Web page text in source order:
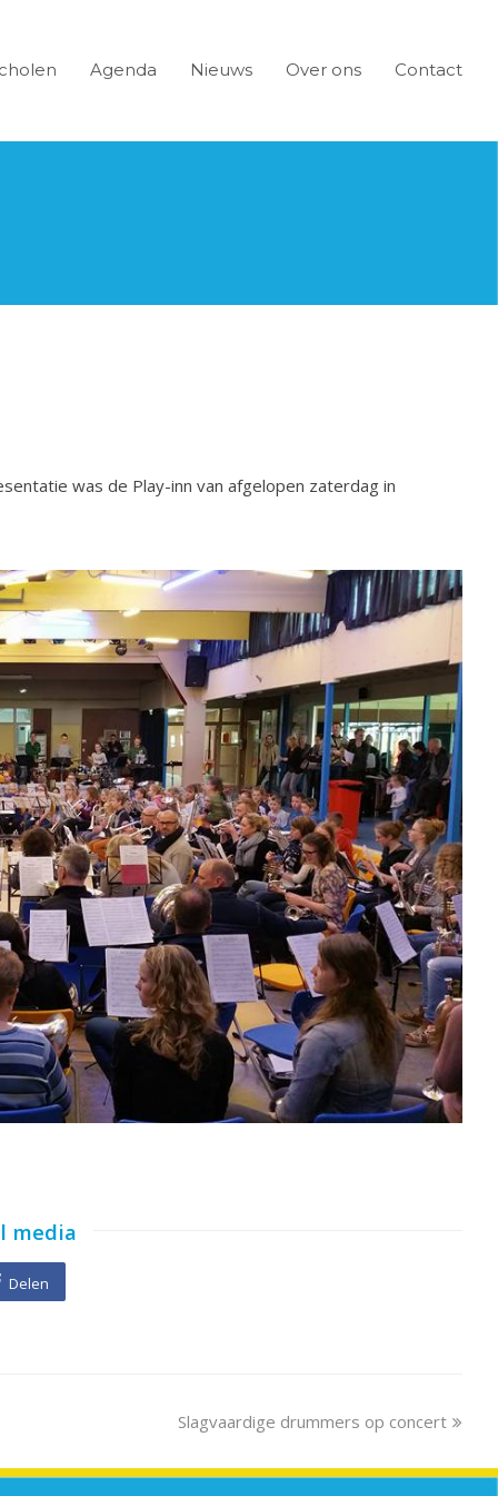
Agenda Nieuws Over ons Contact
was de Play-inn van afgelopen zaterdag in
media
Delen
next
Slagvaardige drummers op concert